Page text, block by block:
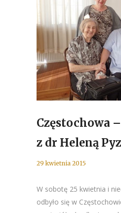
Częstochowa
z dr Heleną Pyz
29 kwietnia 2015
W sobotę 25 kwietnia i
odbyło się w